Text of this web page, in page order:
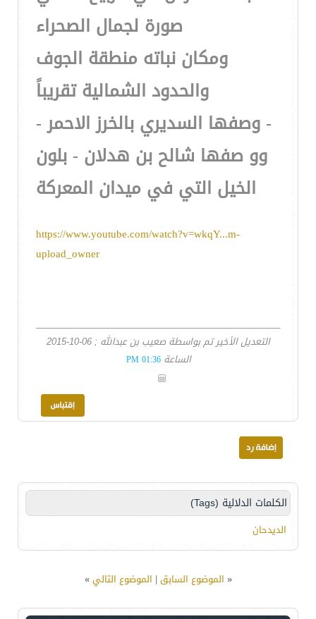
صورة لجمال الصحراء
ومكان نباته منطقة الجوف
والحدود الشمالية تقريباً
- وصفها السديري بالخرز الاحمر -
وو صفها شالح بن هدلان - بلون
الخيل التي في ميدان المعركة
https://www.youtube.com/watch?v=wkqY...m-
upload_owner
التعديل الأخير تم بواسطة صعيب بن عبدالله ; 06-10-2015
الساعة01:36 PM
الكلمات الدلالية (Tags)
الديدحان
« الموضوع السابق| الموضوع التالي»